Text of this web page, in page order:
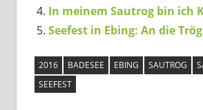
In meinem Sautrog bin ich
Seefest in Ebing: An die
2016 BADESEE EBING SAUTROG
SEEFEST